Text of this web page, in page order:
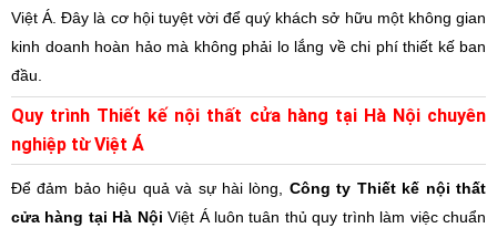
Việt Á. Đây là cơ hội tuyệt vời để quý khách sở hữu một không gian
kinh doanh hoàn hảo mà không phải lo lắng về chi phí thiết kế ban
đầu.
Quy trình Thiết kế nội thất cửa hàng tại Hà Nội chuyên
nghiệp từ Việt Á
Để đảm bảo hiệu quả và sự hài lòng, Công ty Thiết kế nội thất
cửa hàng tại Hà Nội Việt Á luôn tuân thủ quy trình làm việc chuẩn